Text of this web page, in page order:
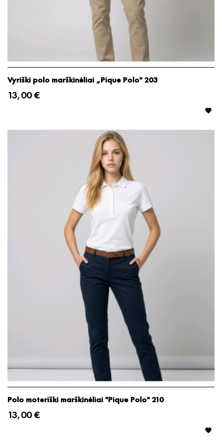
Vyriški polo marškinėliai „Pique Polo" 203
13,00 €

Polo moteriški marškinėliai "Pique Polo" 210
13,00 €
